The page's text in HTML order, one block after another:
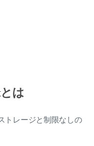
は
トレージと制限なしの